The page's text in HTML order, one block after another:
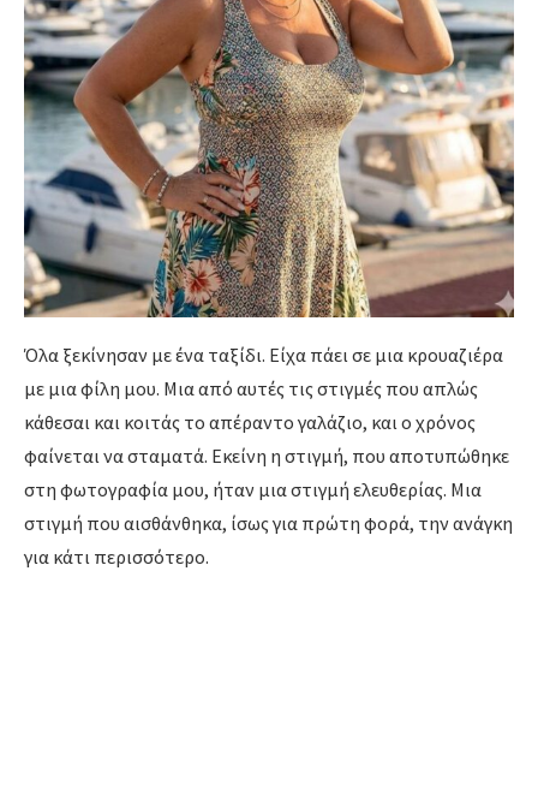
Όλα ξεκίνησαν με ένα ταξίδι. Είχα πάει σε μια κρουαζιέρα
με μια φίλη μου. Μια από αυτές τις στιγμές που απλώς
κάθεσαι και κοιτάς το απέραντο γαλάζιο, και ο χρόνος
φαίνεται να σταματά. Εκείνη η στιγμή, που αποτυπώθηκε
στη φωτογραφία μου, ήταν μια στιγμή ελευθερίας. Μια
στιγμή που αισθάνθηκα, ίσως για πρώτη φορά, την ανάγκη
για κάτι περισσότερο.